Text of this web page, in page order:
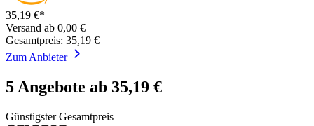
35,19 €*
Versand ab 0,00 €
Gesamtpreis: 35,19 €
Zum Anbieter
5 Angebote ab 35,19 €
Günstigster Gesamtpreis